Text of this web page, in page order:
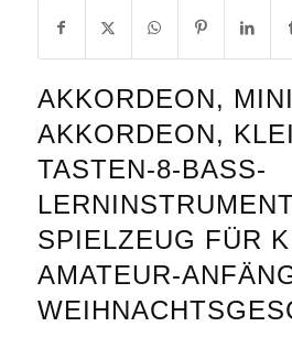
AKKORDEON,
AKKORDEON,
TASTEN-8-BASS-
SPIELZEUG FÜR
AMATEUR-